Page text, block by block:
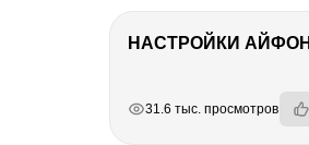
31.6 тыс. просмотров